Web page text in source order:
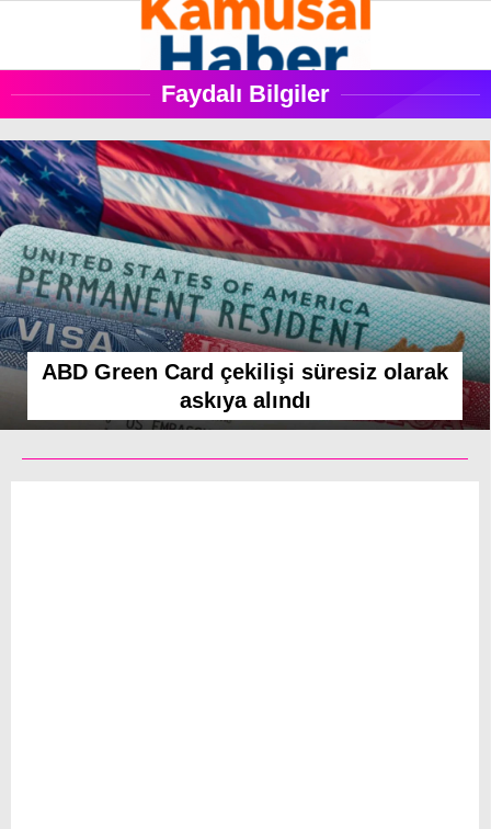
Facebook
Instagram
Youtube
KAMU HABER
PERSONEL İLAN
GÜNDEM
EKONOMI
SAĞLIK
Faydalı Bilgiler
ABD Green Card çekilişi süresiz olarak
askıya alındı